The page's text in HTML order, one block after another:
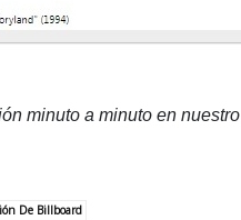
minuto a minuto en nuestro
De Billboard